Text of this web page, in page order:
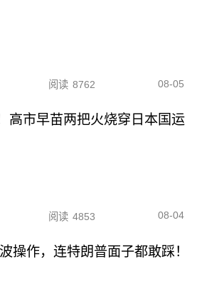
阅读 8762 08-05
高市早苗两把火烧穿日本国运
阅读 4853 08-04
操作，连特朗普面子都敢踩！